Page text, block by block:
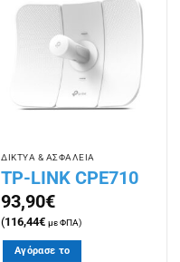
Πρόσθήκη
ΔΙΚΤΥΑ & ΑΣΦΑΛΕΙΑ
TP-LINK CPE710
93,90€
(116,44€ με ΦΠΑ)
Αγόρασε το